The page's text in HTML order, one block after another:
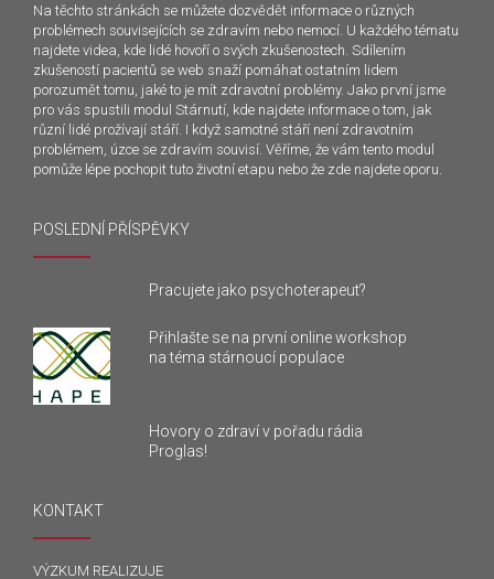
Na těchto stránkách se můžete dozvědět informace o různých
problémech souvisejících se zdravím nebo nemocí. U každého tématu
najdete videa, kde lidé hovoří o svých zkušenostech. Sdílením
zkušeností pacientů se web snaží pomáhat ostatním lidem
porozumět tomu, jaké to je mít zdravotní problémy. Jako první jsme
pro vás spustili modul Stárnutí, kde najdete informace o tom, jak
různí lidé prožívají stáří. I když samotné stáří není zdravotním
problémem, úzce se zdravím souvisí. Věříme, že vám tento modul
pomůže lépe pochopit tuto životní etapu nebo že zde najdete oporu.
POSLEDNÍ PŘÍSPĚVKY
Pracujete jako psychoterapeut?
Přihlašte se na první online workshop
na téma stárnoucí populace
Hovory o zdraví v pořadu rádia
Proglas!
KONTAKT
VÝZKUM REALIZUJE